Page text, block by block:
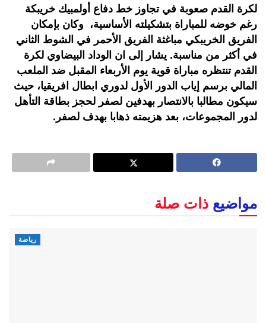
لكرة القدم صعوبة في تجاوز خط دفاع أولمبيك خريبكة
رغم خوضه للمباراة بتشكيلته الأساسية، وكان بإمكان
الفريق الخريبكي مباغثة الفريق الأحمر في الشوط الثاني
في أكثر من مناسبة. يشار إلى ان الوداد البيضاوي لكرة
القدم تنتظره مباراة قوية يوم الأربعاء المقبل ضد الملعب
المالي برسم إياب الدور الأول لدوري ابطال افريقيا، حيث
سيكون مطالبا بالانتصار بهدفين لصفر لحجز بطاقة التأهل
لدور المجموعات، بعد هزيمته ذهابا بهدف لصفر.
مواضيع ذات صلة
رياضة